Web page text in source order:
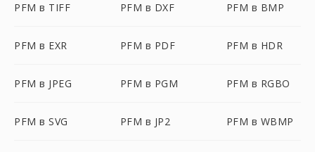
PFM в TIFF PFM в DXF PFM в BMP
PFM в EXR PFM в PDF PFM в HDR
PFM в JPEG PFM в PGM PFM в RGBO
PFM в SVG PFM в JP2 PFM в WBMP